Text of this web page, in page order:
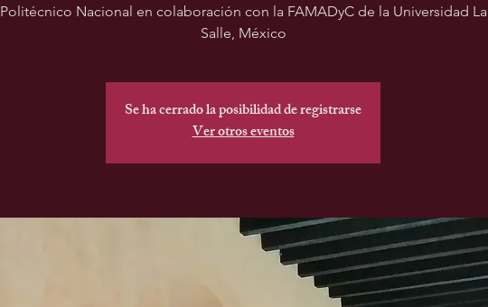
Politécnico Nacional en colaboración con la FAMADyC de la Universidad La
Salle, México
Se ha cerrado la posibilidad de registrarse
Ver otros eventos